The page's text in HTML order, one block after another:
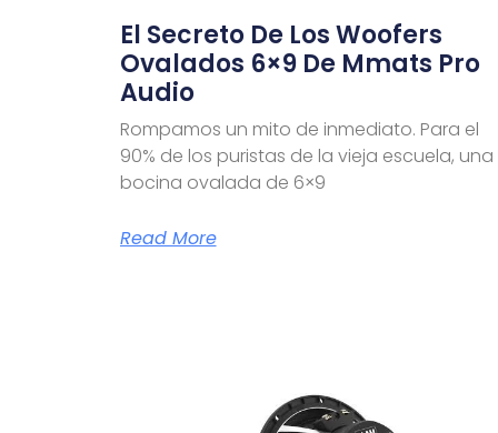
El Secreto De Los Woofers
Ovalados 6×9 De Mmats Pro
Audio
Rompamos un mito de inmediato. Para el
90% de los puristas de la vieja escuela, una
bocina ovalada de 6×9
Read More